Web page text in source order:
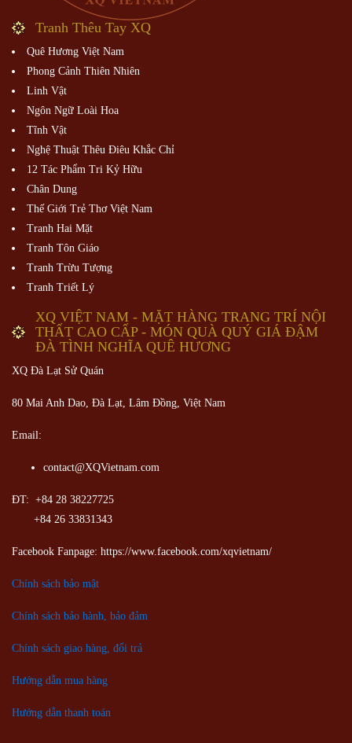
Tranh Thêu Tay XQ
Quê Hương Việt Nam
Phong Cảnh Thiên Nhiên
Linh Vật
Ngôn Ngữ Loài Hoa
Tĩnh Vật
Nghệ Thuật Thêu Điêu Khắc Chỉ
12 Tác Phẩm Tri Kỷ Hữu
Chân Dung
Thế Giới Trẻ Thơ Việt Nam
Tranh Hai Mặt
Tranh Tôn Giáo
Tranh Trừu Tượng
Tranh Triết Lý
XQ VIỆT NAM - MẶT HÀNG TRANG TRÍ NỘI
THẤT CAO CẤP - MÓN QUÀ QUÝ GIÁ ĐẬM
ĐÀ TÌNH NGHĨA QUÊ HƯƠNG
XQ Đà Lạt Sử Quán
80 Mai Anh Dao, Đà Lạt, Lâm Đồng, Việt Nam
Email:
contact@XQVietnam.com
ĐT: +84 28 38227725
+84 26 33831343
Facebook Fanpage: https://www.facebook.com/xqvietnam/
Chính sách bảo mật
Chính sách bảo hành, bảo đảm
Chính sách giao hàng, đổi trả
Hướng dẫn mua hàng
Hướng dẫn thanh toán